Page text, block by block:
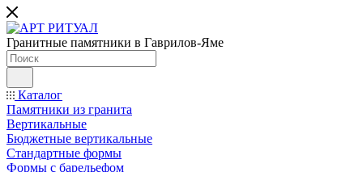
Гранитные памятники в Гаврилов-Яме
Каталог
Памятники из гранита
Вертикальные
Бюджетные вертикальные
Стандартные формы
Формы с барельефом